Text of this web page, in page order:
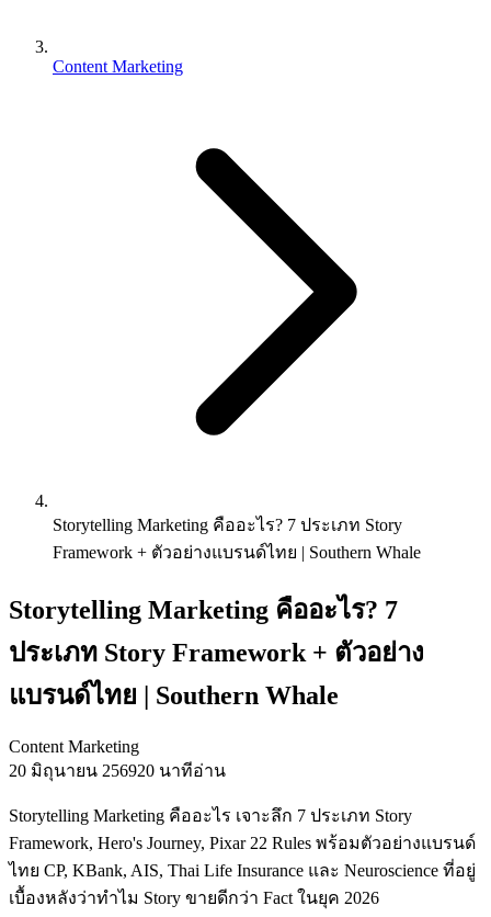
Content Marketing
Storytelling Marketing คืออะไร? 7 ประเภท Story
Framework + ตัวอย่างแบรนด์ไทย | Southern Whale
Storytelling Marketing คืออะไร? 7
ประเภท Story Framework + ตัวอย่าง
แบรนด์ไทย | Southern Whale
Content Marketing
20 มิถุนายน 256920 นาทีอ่าน
Storytelling Marketing คืออะไร เจาะลึก 7 ประเภท Story
Framework, Hero's Journey, Pixar 22 Rules พร้อมตัวอย่างแบรนด์
ไทย CP, KBank, AIS, Thai Life Insurance และ Neuroscience ที่อยู่
เบื้องหลังว่าทำไม Story ขายดีกว่า Fact ในยุค 2026